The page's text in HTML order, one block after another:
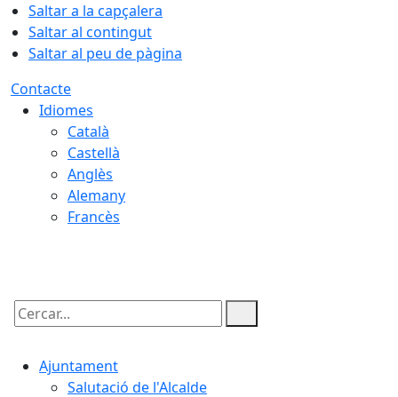
Saltar a la capçalera
Saltar al contingut
Saltar al peu de pàgina
Contacte
Idiomes
Català
Castellà
Anglès
Alemany
Francès
Cercar:
Ajuntament
Salutació de l'Alcalde